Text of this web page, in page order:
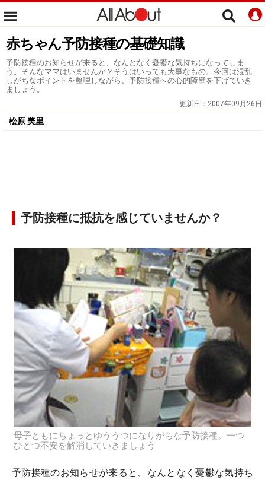
赤ちゃん予防接種の基礎知識
予防接種のお知らせが来ると、なんとなく憂鬱な気持ちになってしま
う。そんなママはいませんか？そうはいっても大事なもの。今回は混乱
しがちなポイントを整理しながら、予防接種への心的障壁を下げていき
ましょう。
更新日： 2007年09月26日
松原 美里
予防接種に抵抗を感じていませんか？
母子ともにちょっとゆううつになりがちな予防接種。一つ
ひとつ不安を解消していきましょう
予防接種のお知らせが来ると、なんとなく憂鬱な気持ち